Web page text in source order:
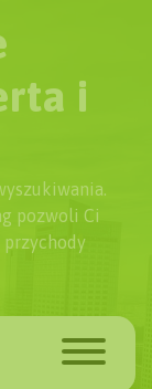
i
pozwoli Ci